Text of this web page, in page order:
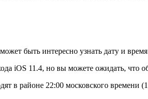
быть интересно узнать дату и
iOS 11.4, но вы можете ожидать, что
в районе 22:00 московского